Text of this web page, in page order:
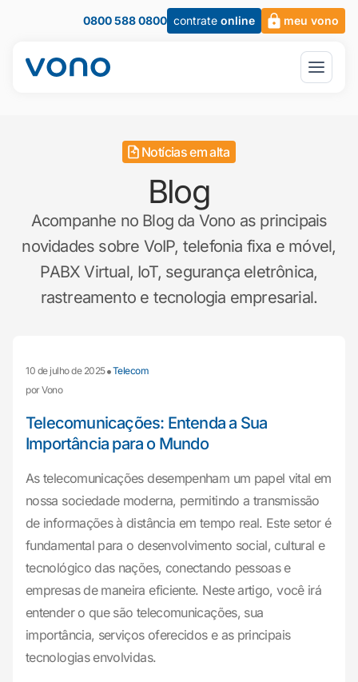
0800 588 0800 contrate online meu vono
Notícias em alta
Blog
Acompanhe no Blog da Vono as principais
novidades sobre VoIP, telefonia fixa e móvel,
PABX Virtual, IoT, segurança eletrônica,
rastreamento e tecnologia empresarial.
10 de julho de 2025•Telecom
por Vono
Telecomunicações: Entenda a Sua
Importância para o Mundo
As telecomunicações desempenham um papel vital em
nossa sociedade moderna, permitindo a transmissão
de informações à distância em tempo real. Este setor é
fundamental para o desenvolvimento social, cultural e
tecnológico das nações, conectando pessoas e
empresas de maneira eficiente. Neste artigo, você irá
entender o que são telecomunicações, sua
importância, serviços oferecidos e as principais
tecnologias envolvidas.